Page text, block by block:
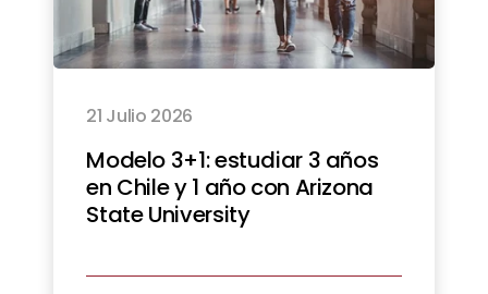
21 Julio 2026
Modelo 3+1: estudiar 3 años
en Chile y 1 año con Arizona
State University